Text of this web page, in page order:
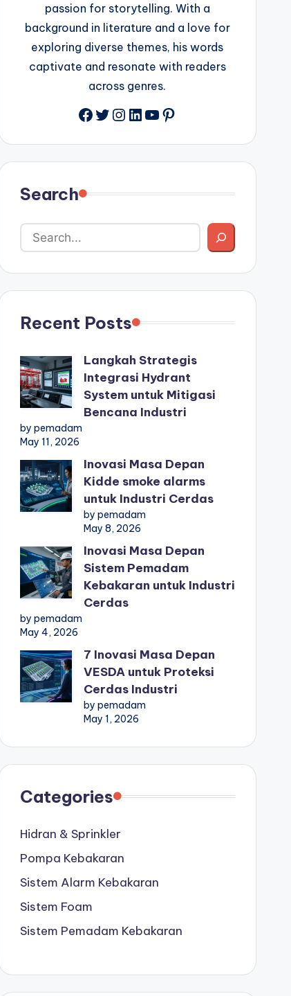
passion for storytelling. With a
background in literature and a love for
exploring diverse themes, his words
captivate and resonate with readers
across genres.
Facebook
Twitter
Instagram
LinkedIn
YouTube
Pinterest
Search
Recent Posts
Langkah Strategis
Integrasi Hydrant
System untuk Mitigasi
Bencana Industri
by pemadam
May 11, 2026
Inovasi Masa Depan
Kidde smoke alarms
untuk Industri Cerdas
by pemadam
May 8, 2026
Inovasi Masa Depan
Sistem Pemadam
Kebakaran untuk Industri
Cerdas
by pemadam
May 4, 2026
7 Inovasi Masa Depan
VESDA untuk Proteksi
Cerdas Industri
by pemadam
May 1, 2026
Categories
Hidran & Sprinkler
Pompa Kebakaran
Sistem Alarm Kebakaran
Sistem Foam
Sistem Pemadam Kebakaran